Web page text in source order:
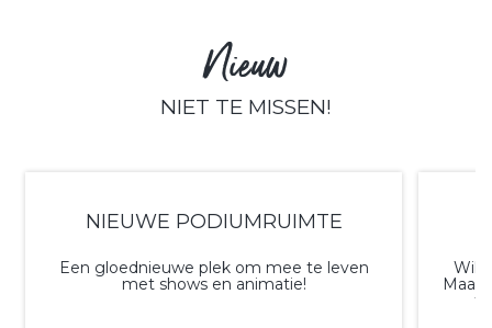
Nieuw
NIET TE MISSEN!
NIEUWE PODIUMRUIMTE
Een gloednieuwe plek om mee te leven
met shows en animatie!
Wil
Maak